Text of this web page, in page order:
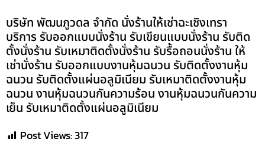
บริษัท พัฒนภูวดล จำกัด นั่งร้านให้เช่าฉะเชิงเทรา
บริการ รับออกแบบนั่งร้าน รับเขียนแบบนั่งร้าน รับติด
ตั้งนั่งร้าน รับเหมาติดตั้งนั่งร้าน รับรื้อถอนนั่งร้าน ให้
เช่านั่งร้าน รับออกแบบงานหุ้มฉนวน รับติดตั้งงานหุ้ม
ฉนวน รับติดตั้งแผ่นอลูมิเนียม รับเหมาติดตั้งงานหุ้ม
ฉนวน งานหุ้มฉนวนกันความร้อน งานหุ้มฉนวนกันความ
เย็น รับเหมาติดตั้งแผ่นอลูมิเนียม
Post Views:317